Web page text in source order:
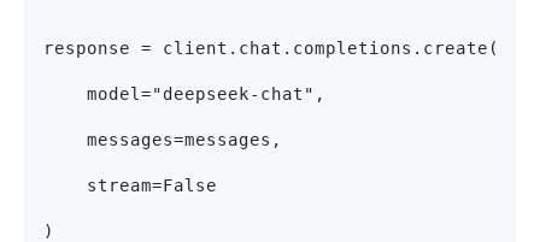
response = client.chat.completions.create(
    model="deepseek-chat",
    messages=messages,
    stream=False
)